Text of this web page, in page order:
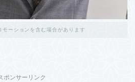
モーションを含む場合があります
ポンサーリンク